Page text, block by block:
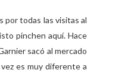
por todas las visitas al
pinchen aquí. Hace
sacó al mercado
es muy diferente a